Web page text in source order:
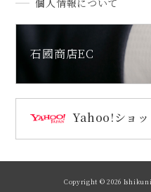
石國商店EC
Yahoo!ショ
Copyright ©2026